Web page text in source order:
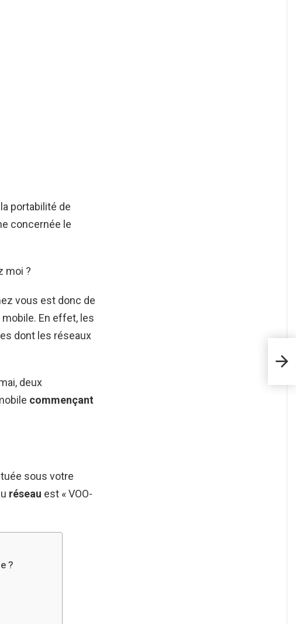
portabilité de
concernée le
moi ?
vous est donc de
En effet, les
dont les réseaux
deux
commençant
sous votre
réseau est « VOO-
?
sur